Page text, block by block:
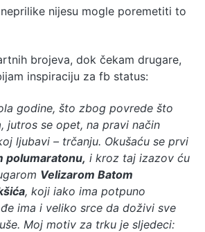
nijesu mogle poremetiti to
brojeva, dok čekam drugare,
inspiraciju za fb status:
godine, što zbog povrede što
jutros se opet, na pravi način
ljubavi – trčanju. Okušaću se prvi
polumaratonu, i kroz taj izazov ću
Velizarom Batom
, koji iako ima potpuno
ima i veliko srce da doživi sve
Moj motiv za trku je sljedeci: